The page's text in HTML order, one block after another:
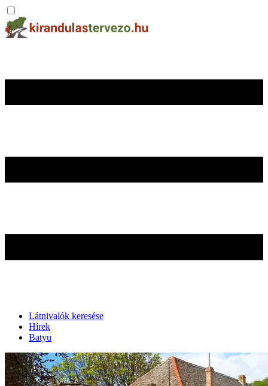
Látnivalók keresése
Hírek
Batyu